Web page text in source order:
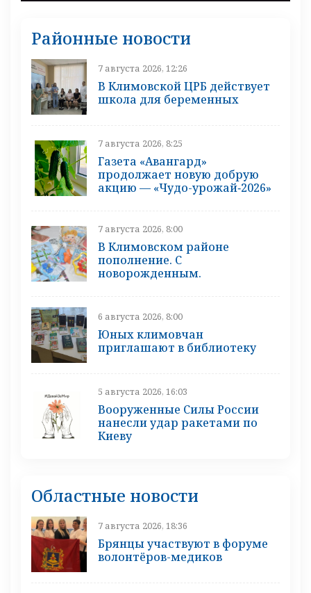
Районные новости
7 августа 2026, 12:26
В Климовской ЦРБ действует
школа для беременных
7 августа 2026, 8:25
Газета «Авангард»
продолжает новую добрую
акцию — «Чудо-урожай‑2026»
7 августа 2026, 8:00
В Климовском районе
пополнение. С
новорожденным.
6 августа 2026, 8:00
Юных климовчан
приглашают в библиотеку
5 августа 2026, 16:03
Вооруженные Силы России
нанесли удар ракетами по
Киеву
Областные новости
7 августа 2026, 18:36
Брянцы участвуют в форуме
волонтёров-медиков